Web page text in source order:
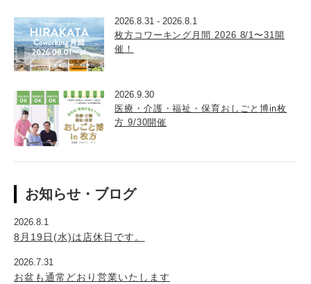
2026.8.31 - 2026.8.1
枚方コワーキング月間 2026 8/1〜31開
催！
2026.9.30
医療・介護・福祉・保育おしごと博in枚
方 9/30開催
お知らせ・ブログ
2026.8.1
8月19日(水)は店休日です。
2026.7.31
お盆も通常どおり営業いたします